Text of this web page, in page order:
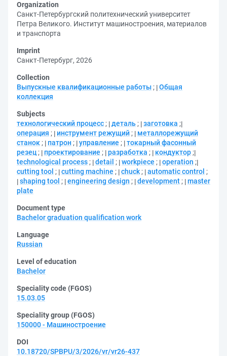
Organization
Санкт-Петербургский политехнический университет
Петра Великого. Институт машиностроения, материалов
и транспорта
Imprint
Санкт-Петербург, 2026
Collection
Выпускные квалификационные работы ; Общая
коллекция
Subjects
технологический процесс ; деталь ; заготовка ;
операция ; инструмент режущий ;
металлорежущий
станок ; патрон ; управление ; токарный фасонный
резец ; проектирование ; разработка ; кондуктор ;
technological process ; detail ; workpiece ; operation ;
cutting tool ; cutting machine ; chuck ; automatic control ;
shaping tool ; engineering design ; development ; master
plate
Document type
Bachelor graduation qualification work
Language
Russian
Level of education
Bachelor
Speciality code (FGOS)
15.03.05
Speciality group (FGOS)
150000 - Машиностроение
DOI
10.18720/SPBPU/3/2026/vr/vr26-437